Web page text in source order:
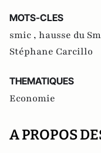
MOTS-CLES
smic , hausse du
Stéphane Carcillo
THEMATIQUES
Economie
A PROPOS